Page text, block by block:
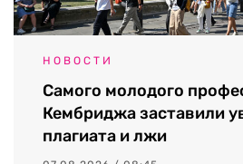
НОВОСТИ
Самого молодого
Кембриджа заставили
плагиата и лжи